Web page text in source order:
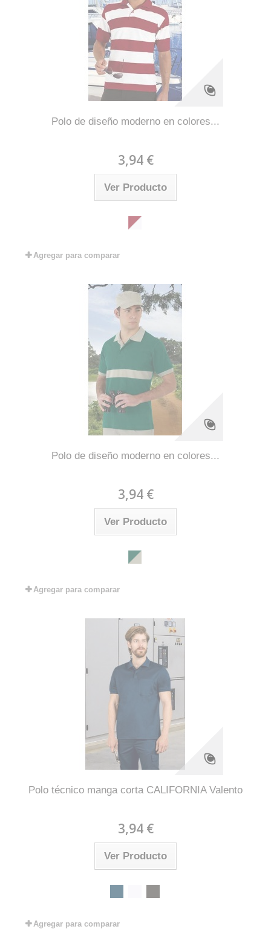
Polo de diseño moderno en colores...
3,94 €
Ver Producto
Agregar para comparar
Polo de diseño moderno en colores...
3,94 €
Ver Producto
Agregar para comparar
Polo técnico manga corta CALIFORNIA Valento
3,94 €
Ver Producto
Agregar para comparar